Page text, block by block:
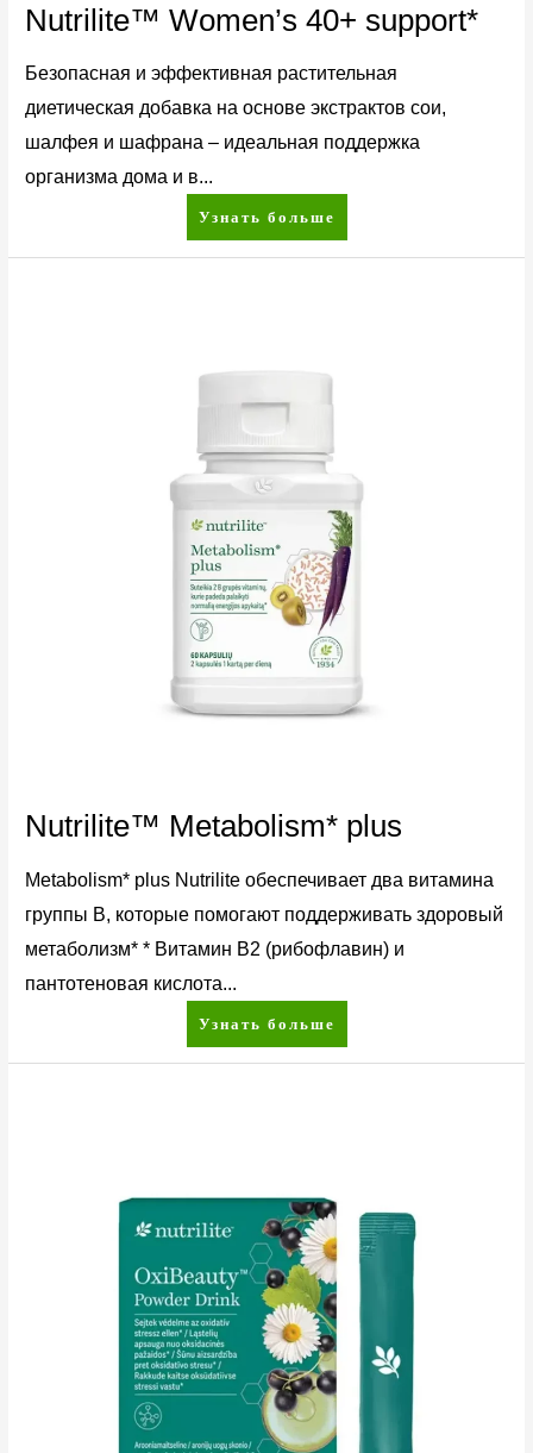
Nutrilite™ Women’s 40+ support*
Безопасная и эффективная растительная
диетическая добавка на основе экстрактов сои,
шалфея и шафрана – идеальная поддержка
организма дома и в...
Узнать больше
Nutrilite™ Metabolism* plus
Metabolism* plus Nutrilite обеспечивает два витамина
группы В, которые помогают поддерживать здоровый
метаболизм* * Витамин B2 (рибофлавин) и
пантотеновая кислота...
Узнать больше